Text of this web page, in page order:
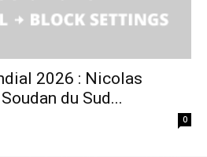
2026 : Nicolas
du Sud...
0